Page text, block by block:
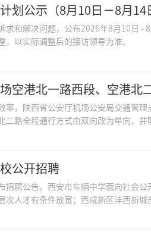
划公示（8月10日－8月14
求和解决问题，公布2026年8月10日 -
以实际调整后的接访领导为准。
空港北一路西段、空港北
率，陕西省公安厅机场公安局交通管
二路全段通行方式由双向改为单向，
公开招聘
招聘公告。西安市车辆中学面向社会
人才有条件放宽；西咸新区沣西新